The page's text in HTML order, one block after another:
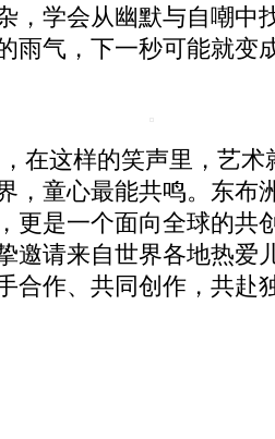
，学会从幽默与自嘲中
雨气，下一秒可能就变
在这样的笑声里，艺术
，童心最能共鸣。东布
更是一个面向全球的共
邀请来自世界各地热爱
合作、共同创作，共赴